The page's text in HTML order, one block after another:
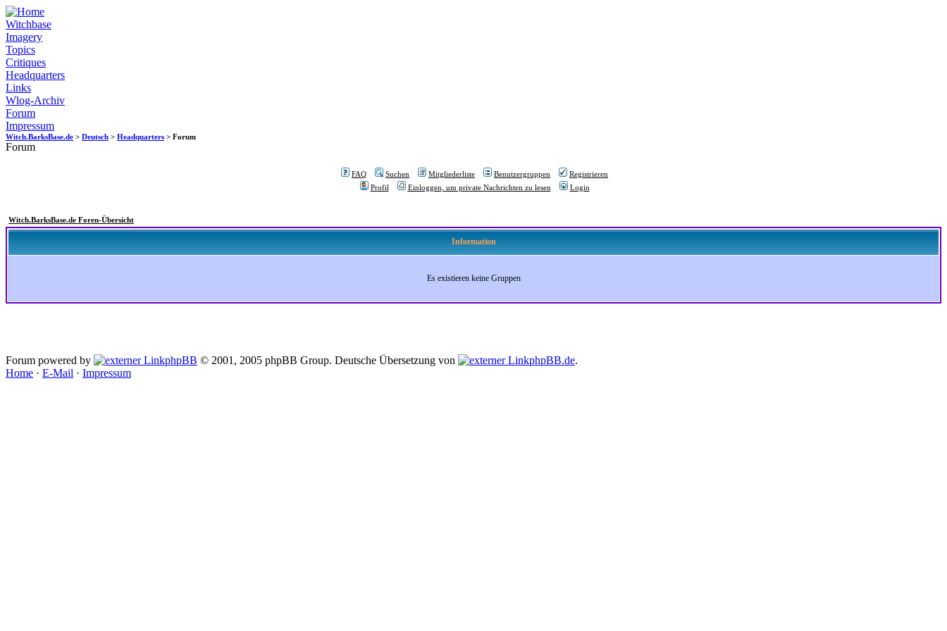
Witchbase
Imagery
Topics
Critiques
Headquarters
Links
Wlog-Archiv
Forum
Impressum
Witch.BarksBase.de > Deutsch > Headquarters > Forum
Forum
FAQ Suchen Mitgliederliste Benutzergruppen
Registrieren
Profil
Einloggen, um private Nachrichten zu lesen Login
Witch.BarksBase.de Foren-Übersicht
Information
Es existieren keine Gruppen
Forum powered by phpBB © 2001, 2005 phpBB Group. Deutsche Übersetzung von phpBB.de.
Home · E-Mail · Impressum